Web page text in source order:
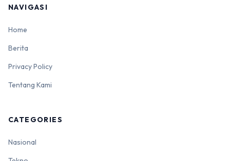
NAVIGASI
Home
Berita
Privacy Policy
Tentang Kami
CATEGORIES
Nasional